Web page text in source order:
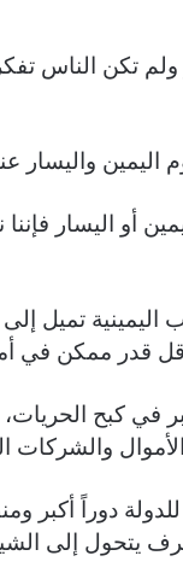
تكن الناس
واليسار
أو اليسار فإننا
اليمينية تميل
قدر ممكن في
في كبح
والشركات
دوراً أكبر
يتحول إلى